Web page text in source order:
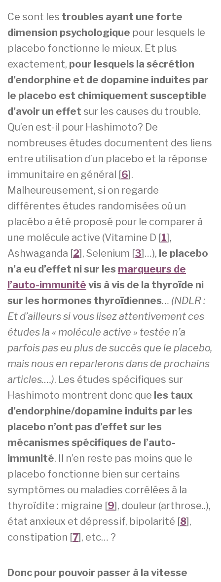
Ce sont les troubles ayant une forte
dimension psychologique pour lesquels le
placebo fonctionne le mieux. Et plus
exactement, pour lesquels la sécrétion
d’endorphine et de dopamine induites par
le placebo est chimiquement susceptible
d’avoir un effet sur les causes du trouble.
Qu’en est-il pour Hashimoto? De
nombreuses études documentent des liens
entre utilisation d’un placebo et la réponse
immunitaire en général [6].
Malheureusement, si on regarde
différentes études randomisées où un
placébo a été proposé pour le comparer à
une molécule active (Vitamine D [1],
Ashwaganda [2], Selenium [3]…), le placebo
n’a eu d’effet ni sur les marqueurs de
l’auto-immunité vis à vis de la thyroïde ni
sur les hormones thyroïdiennes… (NDLR :
Et d’ailleurs si vous lisez attentivement ces
études la « molécule active » testée n’a
parfois pas eu plus de succès que le placebo,
mais nous en reparlerons dans de prochains
articles….). Les études spécifiques sur
Hashimoto montrent donc que les taux
d’endorphine/dopamine induits par les
placebo n’ont pas d’effet sur les
mécanismes spécifiques de l’auto-
immunité. Il n’en reste pas moins que le
placebo fonctionne bien sur certains
symptômes ou maladies corrélées à la
thyroïdite : migraine [9], douleur (arthrose..),
état anxieux et dépressif, bipolarité [8],
constipation [7], etc… ?
Donc pour pouvoir passer à la vitesse